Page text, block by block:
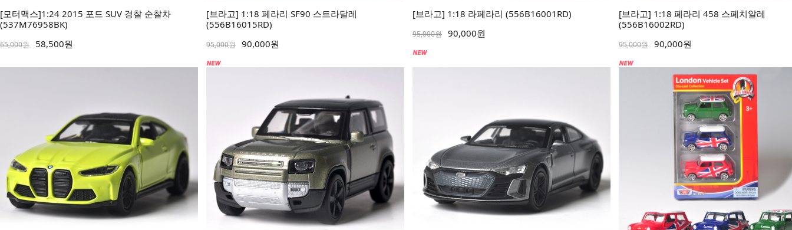
[모터맥스]1:24 2015 포드 SUV 경찰 순찰차
(537M76958BK)
65,000원 58,500원
[브라고] 1:18 페라리 SF90 스트라달레
(556B16015RD)
95,000원 90,000원
[브라고] 1:18 라페라리 (556B16001RD)
95,000원 90,000원
[브라고] 1:18 페라리 458 스페치알레
(556B16002RD)
95,000원 90,000원